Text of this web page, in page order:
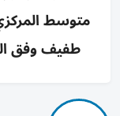
طفيف وفق